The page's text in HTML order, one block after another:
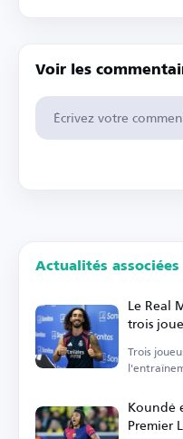
Voir les
Actualités associées
Le Real
trois
Trois
Koundé
Premier